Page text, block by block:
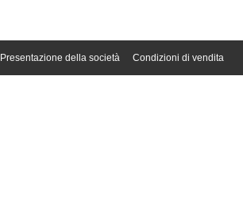
Presentazione della società Condizioni di vendita